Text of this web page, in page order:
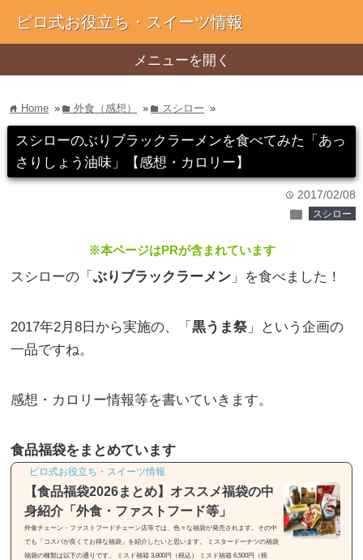
ピロ式お役立ち・スイーツ情報
メニューを開く
home Home » folder外食（感想） » folder スシロー »
スシローのぶりブラックラーメンを食べてみた「あっ
さりしょう油味」【感想・カロリー】
time 2017/02/08
folder スシロー
※本ページはPRが含まれています
スシローの「ぶりブラックラーメン 」を食べました！
2017年2月8日から実施の、「黒うま祭 」という企画の
一品ですね。
感想・カロリー情報等を書いていきます。
食品福袋をまとめています
ピロ式お役立ち・スイーツ情報
【食品福袋2026まとめ】オススメ福袋の中
身紹介「外食・ファストフード等」
外食チェーン・ファストフードチェーン店等では、色々な福袋が発売されます。その中
でも「コスパが良くてお得な福袋」を紹介したいと思います。 ミスタードーナツの福袋
福袋の種類は以下の通りです。 ミスド福箱 3,800円（税込） ミスド福箱 6,500円（税